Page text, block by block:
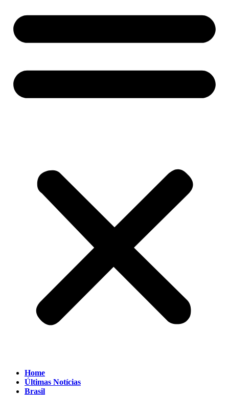
Home
Últimas Notícias
Brasil